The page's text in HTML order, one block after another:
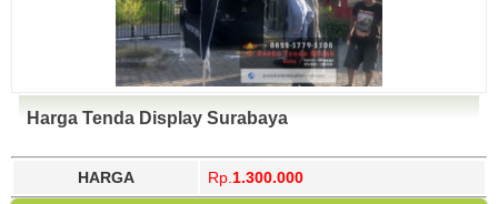
Harga Tenda Display Surabaya
HARGA Rp. 1.300.000